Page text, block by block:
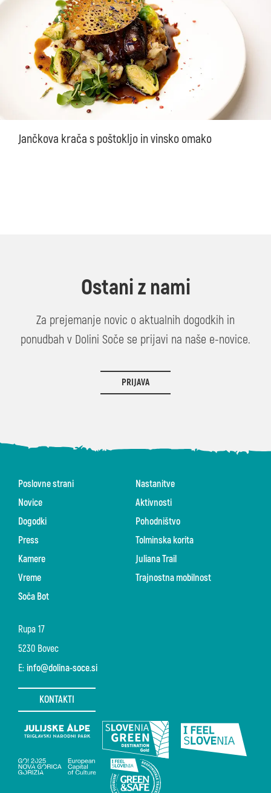
Jančkova krača s poštokljo in vinsko omako
Ostani z nami
Za prejemanje novic o aktualnih dogodkih in
ponudbah v Dolini Soče se prijavi na naše e-novice.
PRIJAVA
Rupa 17
5230 Bovec
E: info@dolina-soce.si
KONTAKTI
Poslovne strani
Novice
Dogodki
Press
Kamere
Vreme
Soča Bot
Nastanitve
Aktivnosti
Pohodništvo
Tolminska korita
Juliana Trail
Trajnostna mobilnost